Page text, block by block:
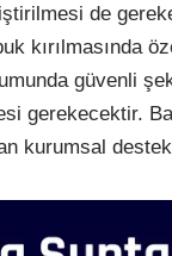
de
kırılmasında
güvenli
gerekecektir.
kurumsal